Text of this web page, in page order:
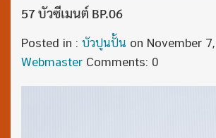
57 บัวซีเมนต์ BP.06
Posted in : บัวปูนปั้น on November
Webmaster Comments: 0